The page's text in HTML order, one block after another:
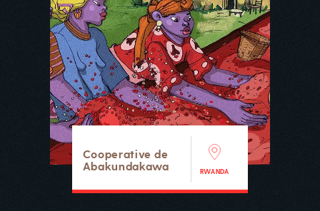
Cooperative de
Abakundakawa
RWANDA